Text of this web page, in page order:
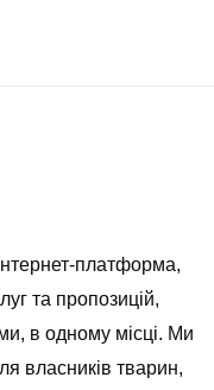
платформа,
та пропозицій,
в одному місці. Ми
власників тварин,